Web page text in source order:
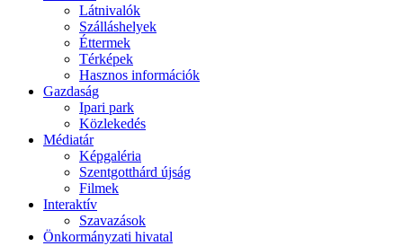
Látnivalók
Szálláshelyek
Éttermek
Térképek
Hasznos információk
Gazdaság
Ipari park
Közlekedés
Médiatár
Képgaléria
Szentgotthárd újság
Filmek
Interaktív
Szavazások
Önkormányzati hivatal